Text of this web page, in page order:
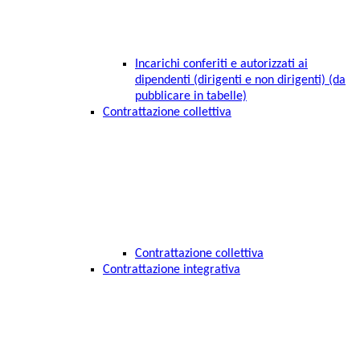
Incarichi conferiti e autorizzati ai
dipendenti (dirigenti e non dirigenti) (da
pubblicare in tabelle)
Contrattazione collettiva
Contrattazione collettiva
Contrattazione integrativa